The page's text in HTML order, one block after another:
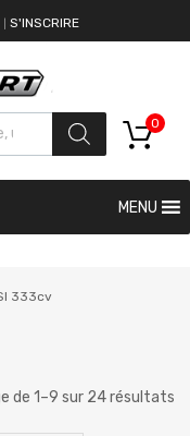
S'INSCRIRE
0
MENU
333cv
de 1–9 sur 24 résultats